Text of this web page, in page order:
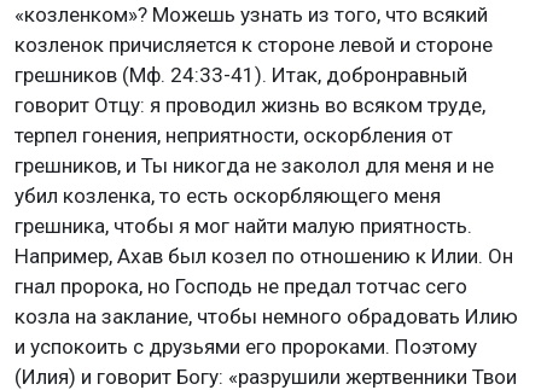
«козленком»? Можешь узнать из того, что всякий
козленок причисляется к стороне левой и стороне
грешников (Мф. 24:33-41). Итак, добронравный
говорит Отцу: я проводил жизнь во всяком труде,
терпел гонения, неприятности, оскорбления от
грешников, и Ты никогда не заколол для меня и не
убил козленка, то есть оскорбляющего меня
грешника, чтобы я мог найти малую приятность.
Например, Ахав был козел по отношению к Илии. Он
гнал пророка, но Господь не предал тотчас сего
козла на заклание, чтобы немного обрадовать Илию
и успокоить с друзьями его пророками. Поэтому
(Илия) и говорит Богу: «разрушили жертвенники Твои